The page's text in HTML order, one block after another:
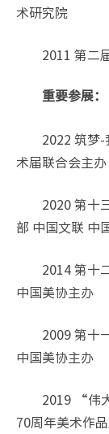
术研究院
2011 第二
重要参展：
2022 筑梦
术届联合会主办
2020 第十
部 中国文联 中
2014 第十
中国美协主办
2009 第十
中国美协主办
2019 “伟
70周年美术作